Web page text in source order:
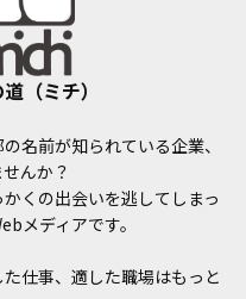
（ミチ）
名前が知られている企業、
んか？
くの出会いを逃してしまっ
メディアです。
仕事、適した職場はもっと